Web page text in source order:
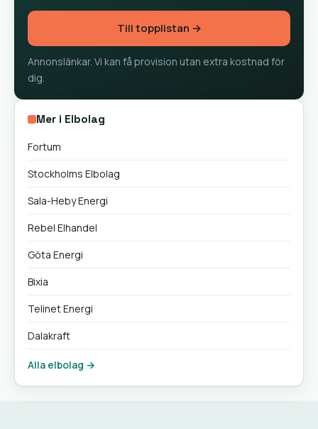
Till topplistan →
Annonslänkar. Vi kan få provision utan extra kostnad för
dig.
Mer i Elbolag
Fortum
Stockholms Elbolag
Sala-Heby Energi
Rebel Elhandel
Göta Energi
Bixia
Telinet Energi
Dalakraft
Alla elbolag →